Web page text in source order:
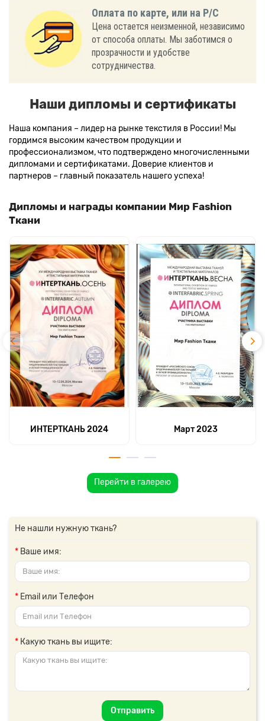
Оплата по карте, или на Р/С
Цена остается неизменной, независимо
от способа оплаты. Мы заботимся о
прозрачности и удобстве
сотрудничества.
Наши дипломы и сертификаты
Наша компания – лидер на рынке текстиля в России! Мы
гордимся высоким качеством продукции и
профессионализмом, что подтверждено многочисленными
дипломами и сертификатами. Доверие клиентов и
партнеров – главный показатель нашего успеха!
Дипломы и награды компании Мир Fashion
Ткани
ИНТЕРТКАНЬ 2024 Март 2023
Перейти в галерею
Не нашли нужную ткань?
Ваше имя:
Email или Телефон
Какую ткань вы ищите:
Отправить